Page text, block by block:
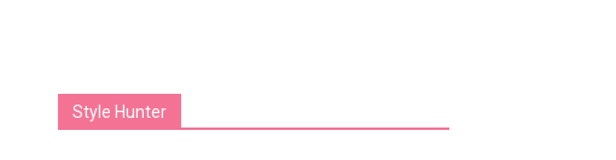
Style Hunter